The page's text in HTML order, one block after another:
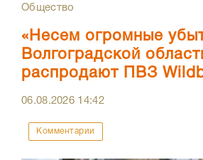
Общество
«Несем огромные
Волгоградской
распродают ПВЗ
06.08.2026 14:42
Комментарии